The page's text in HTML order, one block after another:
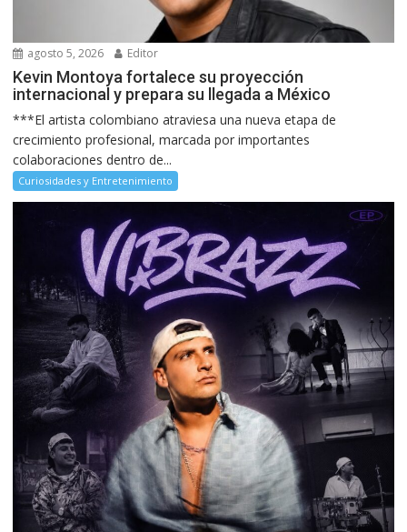
agosto 5, 2026 Editor
Kevin Montoya fortalece su proyección
internacional y prepara su llegada a México
***El artista colombiano atraviesa una nueva etapa de
crecimiento profesional, marcada por importantes
colaboraciones dentro de...
Curiosidades y Entretenimiento